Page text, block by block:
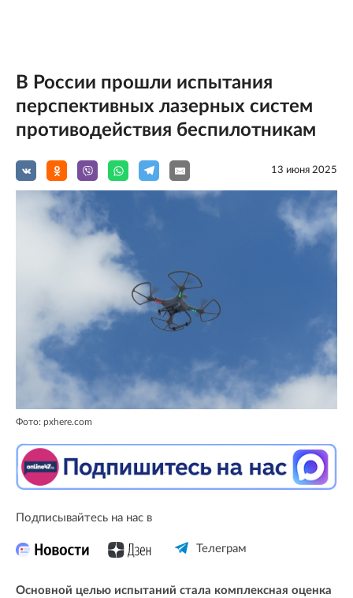
В России прошли испытания
перспективных лазерных систем
противодействия беспилотникам
13 июня 2025
Фото: pxhere.com
Подписывайтесь на нас в
Телеграм
Основной целью испытаний стала комплексная оценка